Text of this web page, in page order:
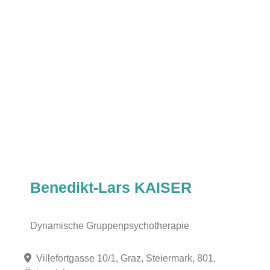
Benedikt-Lars KAISER
Dynamische Gruppenpsychotherapie
Villefortgasse 10/1, Graz, Steiermark, 801,